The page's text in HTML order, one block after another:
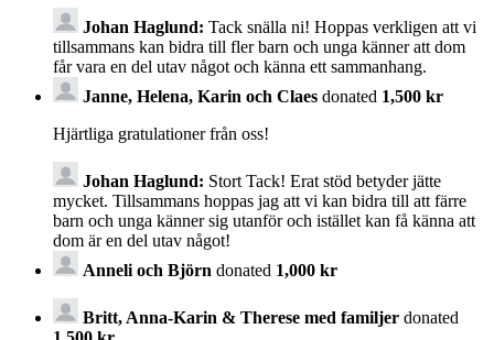
Johan Haglund: Tack snälla ni! Hoppas verkligen att vi
tillsammans kan bidra till fler barn och unga känner att dom
får vara en del utav något och känna ett sammanhang.
Janne, Helena, Karin och Claes donated 1,500 kr
Hjärtliga gratulationer från oss!
Johan Haglund: Stort Tack! Erat stöd betyder jätte
mycket. Tillsammans hoppas jag att vi kan bidra till att färre
barn och unga känner sig utanför och istället kan få känna att
dom är en del utav något!
Anneli och Björn donated 1,000 kr
Britt, Anna-Karin & Therese med familjer donated